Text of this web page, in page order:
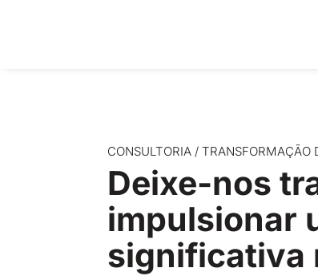
CONSULTORIA / TRANSFORMAÇÃO
Deixe-nos
impulsionar
significativa